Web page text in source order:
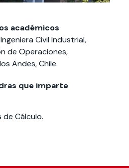
académicos
Civil Industrial,
de Operaciones,
Andes, Chile.
que imparte
de Cálculo.